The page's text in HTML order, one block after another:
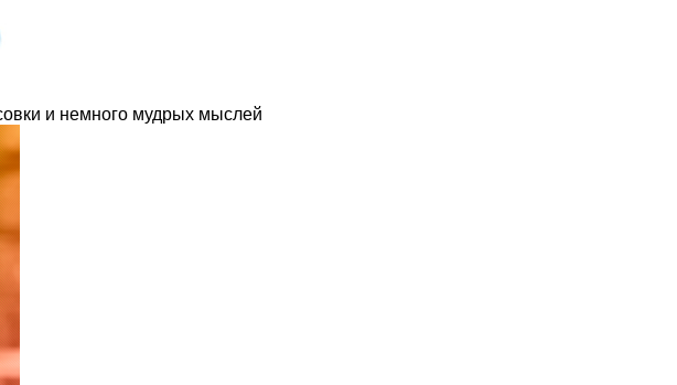
и немного мудрых мыслей